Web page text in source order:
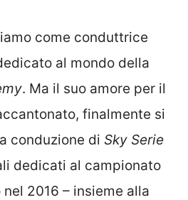
come conduttrice
al mondo della
. Ma il suo amore per il
finalmente si
conduzione di Sky Serie
dedicati al campionato
2016 – insieme alla